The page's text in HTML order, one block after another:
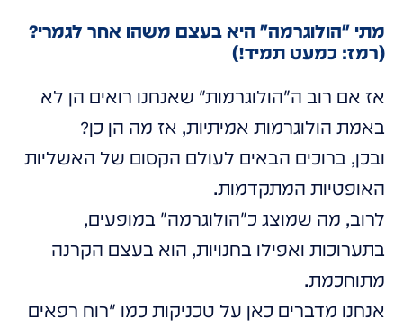
מתי "הולוגרמה" היא בעצם משהו אחר לגמרי?
(רמז: כמעט תמיד!)
אז אם רוב ה"הולוגרמות" שאנחנו רואים הן לא
באמת הולוגרמות אמיתיות, אז מה הן כן?
ובכן, ברוכים הבאים לעולם הקסום של האשליות
האופטיות המתקדמות.
לרוב, מה שמוצג כ"הולוגרמה" במופעים,
בתערוכות ואפילו בחנויות, הוא בעצם הקרנה
מתוחכמת.
אנחנו מדברים כאן על טכניקות כמו "רוח רפאים